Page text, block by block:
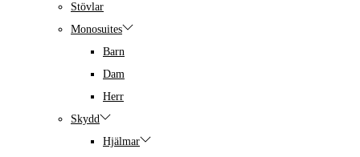
Stövlar
Monosuites
Barn
Dam
Herr
Skydd
Hjälmar